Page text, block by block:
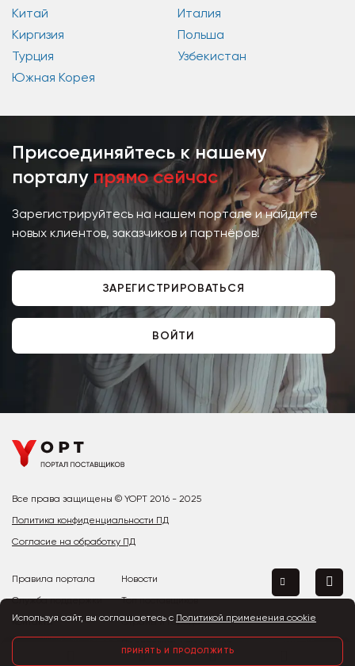
Китай
Италия
Киргизия
Польша
Турция
Узбекистан
Южная Корея
Присоединяйтесь к нашему
порталу прямо сейчас
Зарегистрируйтесь на нашем портале и найдите
новых клиентов, заказчиков и партнёров!
ЗАРЕГИСТРИРОВАТЬСЯ
ВОЙТИ
Все права защищены © YOPT 2016 - 2025
Политика конфиденциальности ПД
Согласие на обработку ПД
Правила портала
Служба поддержки
Контакты
Новости
Топ поставщиков
Страны и города
Используя сайт, вы соглашаетесь с Политикой применения cookie
ПРИНЯТЬ И ПРОДОЛЖИТЬ